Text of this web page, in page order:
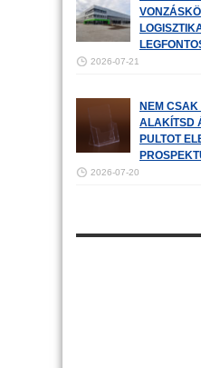
2026-07-21
NEM
ALAKÍTSD
PULTOT
2026-07-20